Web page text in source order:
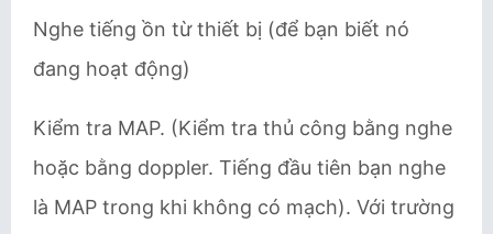
Nghe tiếng ồn từ thiết bị (để bạn biết nó
đang hoạt động)
Kiểm tra MAP. (Kiểm tra thủ công bằng nghe
hoặc bằng doppler. Tiếng đầu tiên bạn nghe
là MAP trong khi không có mạch). Với trường